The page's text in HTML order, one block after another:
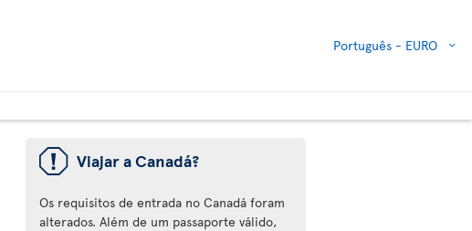
Português - EURO
ü Viajar a Canadá?
Os requisitos de entrada no Canadá foram
alterados. Além de um passaporte válido,